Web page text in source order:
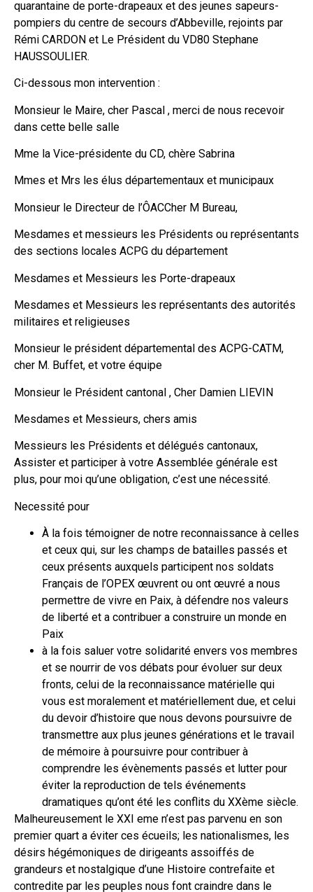
quarantaine de porte-drapeaux et des jeunes sapeurs-
pompiers du centre de secours d’Abbeville, rejoints par
Rémi CARDON et Le Président du VD80 Stephane
HAUSSOULIER.
Ci-dessous mon intervention :
Monsieur le Maire, cher Pascal , merci de nous recevoir
dans cette belle salle
Mme la Vice-présidente du CD, chère Sabrina
Mmes et Mrs les élus départementaux et municipaux
Monsieur le Directeur de l’ÔACCher M Bureau,
Mesdames et messieurs les Présidents ou représentants
des sections locales ACPG du département
Mesdames et Messieurs les Porte-drapeaux
Mesdames et Messieurs les représentants des autorités
militaires et religieuses
Monsieur le président départemental des ACPG-CATM,
cher M. Buffet, et votre équipe
Monsieur le Président cantonal , Cher Damien LIEVIN
Mesdames et Messieurs, chers amis
Messieurs les Présidents et délégués cantonaux,
Assister et participer à votre Assemblée générale est
plus, pour moi qu’une obligation, c’est une nécessité.
Necessité pour
À la fois témoigner de notre reconnaissance à celles
et ceux qui, sur les champs de batailles passés et
ceux présents auxquels participent nos soldats
Français de l’OPEX œuvrent ou ont œuvré a nous
permettre de vivre en Paix, à défendre nos valeurs
de liberté et a contribuer a construire un monde en
Paix
à la fois saluer votre solidarité envers vos membres
et se nourrir de vos débats pour évoluer sur deux
fronts, celui de la reconnaissance matérielle qui
vous est moralement et matériellement due, et celui
du devoir d’histoire que nous devons poursuivre de
transmettre aux plus jeunes générations et le travail
de mémoire à poursuivre pour contribuer à
comprendre les évènements passés et lutter pour
éviter la reproduction de tels événements
dramatiques qu’ont été les conflits du XXème siècle.
Malheureusement le XXI eme n’est pas parvenu en son
premier quart a éviter ces écueils; les nationalismes, les
désirs hégémoniques de dirigeants assoiffés de
grandeurs et nostalgique d’une Histoire contrefaite et
contredite par les peuples nous font craindre dans le